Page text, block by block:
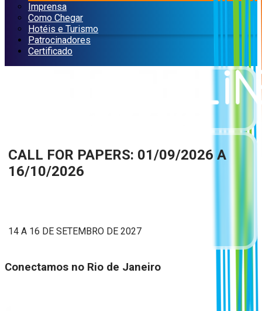
Imprensa
Como Chegar
Hotéis e Turismo
Patrocinadores
Certificado
CALL FOR PAPERS: 01/09/2026 A
16/10/2026
14 A 16 DE SETEMBRO DE 2027
Conectamos no Rio de Janeiro